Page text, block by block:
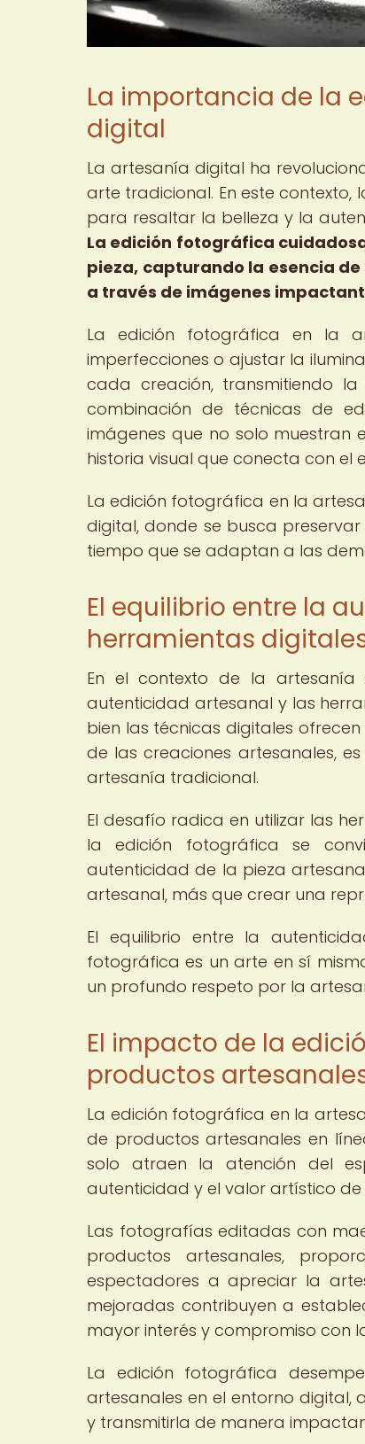
La importancia de la
digital
La artesanía digital ha
arte tradicional. En este
para resaltar la belleza y la
La edición fotográfica
pieza, capturando la esencia
a través de imágenes
La edición fotográfica en la
imperfecciones o ajustar la
cada creación, transmitiendo
combinación de técnicas de
imágenes que no solo muestran
historia visual que conecta con el
La edición fotográfica en la
digital, donde se busca
tiempo que se adaptan a las
El equilibrio entre la
herramientas
En el contexto de la artesanía
autenticidad artesanal y las
bien las técnicas digitales
de las creaciones artesanales,
artesanía tradicional.
El desafío radica en utilizar las
la edición fotográfica se
autenticidad de la pieza
artesanal, más que crear una
El equilibrio entre la
fotográfica es un arte en sí
un profundo respeto por la
El impacto de la
productos
La edición fotográfica en la
de productos artesanales en
solo atraen la atención del
autenticidad y el valor artístico
Las fotografías editadas con
productos artesanales,
espectadores a apreciar la
mejoradas contribuyen a
mayor interés y compromiso con
La edición fotográfica
artesanales en el entorno
y transmitirla de manera